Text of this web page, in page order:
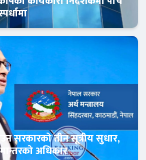
सरकारको तीन सूत्रीय सुधार,
अधिकार